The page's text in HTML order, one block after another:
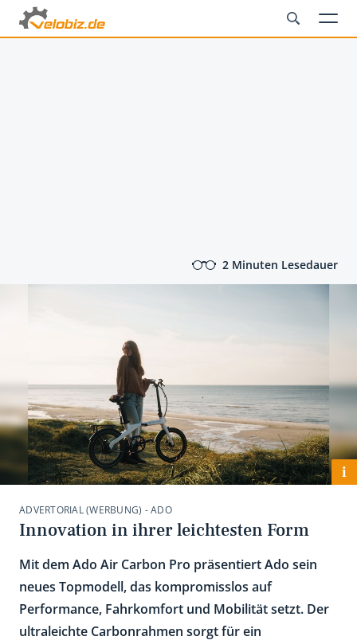
2 Minuten Lesedauer
i
ADVERTORIAL (WERBUNG) - ADO
Innovation in ihrer leichtesten Form
Mit dem Ado Air Carbon Pro präsentiert Ado sein
neues Topmodell, das kompromisslos auf
Performance, Fahrkomfort und Mobilität setzt. Der
ultraleichte Carbonrahmen sorgt für ein